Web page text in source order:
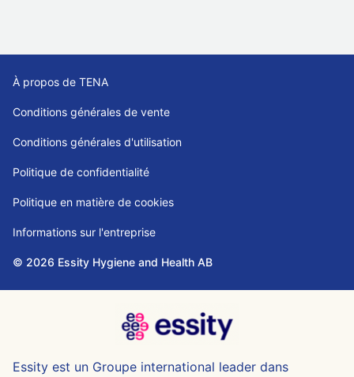
À propos de TENA
Conditions générales de vente
Conditions générales d'utilisation
Politique de confidentialité
Politique en matière de cookies
Informations sur l'entreprise
© 2026 Essity Hygiene and Health AB
Essity est un Groupe international leader dans